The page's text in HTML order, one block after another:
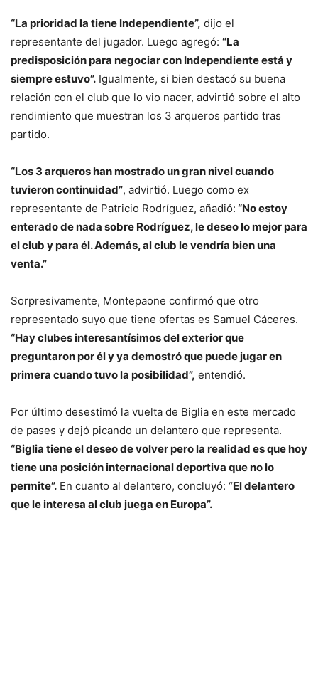
“La prioridad la tiene Independiente”, dijo el
representante del jugador. Luego agregó: “La
predisposición para negociar con Independiente está y
siempre estuvo”. Igualmente, si bien destacó su buena
relación con el club que lo vio nacer, advirtió sobre el alto
rendimiento que muestran los 3 arqueros partido tras
partido.
“Los 3 arqueros han mostrado un gran nivel cuando
tuvieron continuidad”, advirtió. Luego como ex
representante de Patricio Rodríguez, añadió: “No estoy
enterado de nada sobre Rodríguez, le deseo lo mejor para
el club y para él. Además, al club le vendría bien una
venta.”
Sorpresivamente, Montepaone confirmó que otro
representado suyo que tiene ofertas es Samuel Cáceres.
“Hay clubes interesantísimos del exterior que
preguntaron por él y ya demostró que puede jugar en
primera cuando tuvo la posibilidad”, entendió.
Por último desestimó la vuelta de Biglia en este mercado
de pases y dejó picando un delantero que representa.
“Biglia tiene el deseo de volver pero la realidad es que hoy
tiene una posición internacional deportiva que no lo
permite”. En cuanto al delantero, concluyó: “El delantero
que le interesa al club juega en Europa”.